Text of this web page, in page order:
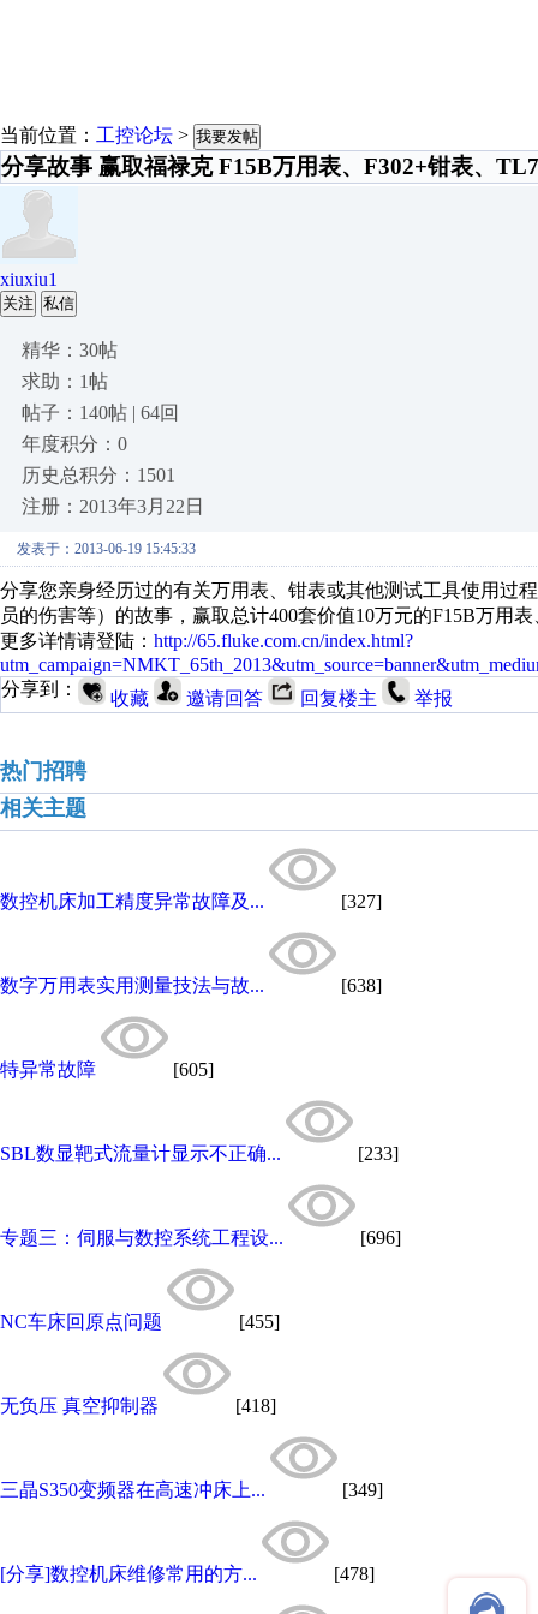
当前位置： 工控论坛 > 我要发帖
分享故事 赢取福禄克 F15B万用表、F302+钳表、
xiuxiu1
关注 私信
精华：30帖
求助：1帖
帖子：140帖 | 64回
年度积分：0
历史总积分：1501
注册：2013年3月22日
发表于：2013-06-19 15:45:33
分享您亲身经历过的有关万用表、钳表或其他测试工具使用过
员的伤害等）的故事，赢取总计400套价值10万元的F15B万用
更多详情请登陆： http://65.fluke.com.cn/index.html?
分享到：
收藏 邀请回答 回复楼主 举报
热门招聘
相关主题
数控机床加工精度异常故障及... [327]
数字万用表实用测量技法与故... [638]
特异常故障 [605]
SBL数显靶式流量计显示不正确... [233]
专题三：伺服与数控系统工程设... [696]
NC车床回原点问题 [455]
无负压 真空抑制器 [418]
三晶S350变频器在高速冲床上... [349]
[分享]数控机床维修常用的方... [478]